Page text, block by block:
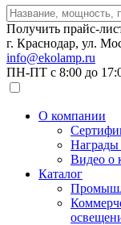
Получить прайс-
г. Краснодар, ул.
info@ekolamp.ru
ПН-ПТ с 8:00 до
О компании
Видео о
Каталог